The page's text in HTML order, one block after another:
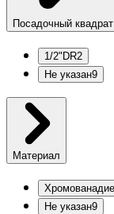
Посадочный квадрат
1/2"DR2
Не указан9
Материал
Не указан9